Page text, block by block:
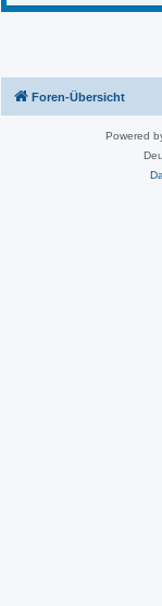
Foren-Übersicht
Powered